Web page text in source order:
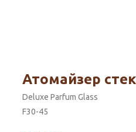
Атомайзер
Deluxe Parfum Glass
F30-45